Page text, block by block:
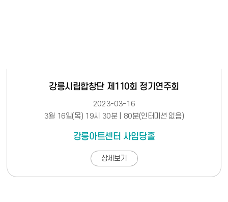
강릉시립합창단 제110회 정기연주회
2023-03-16
3월 16일(목) 19시 30분 | 80분(인터미션 없음)
강릉아트센터 사임당홀
상세보기